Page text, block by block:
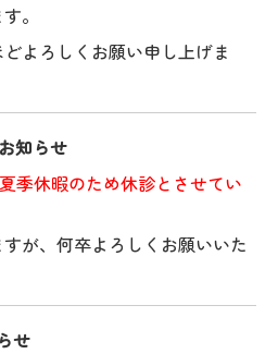
。
よろしくお願い申し上げま
知らせ
季休暇のため休診とさせてい
が、何卒よろしくお願いいた
せ